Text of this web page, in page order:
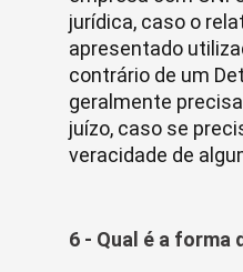
jurídica, caso o
apresentado
contrário de um
geralmente
juízo, caso se
veracidade de
6 - Qual é a forma